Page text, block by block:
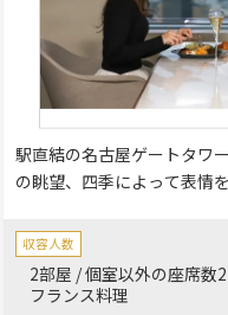
駅直結の名古屋ゲートタワ
の眺望、四季によって表情
たメニューを存分にお楽しみ
収容人数
2部屋 / 個室以外の座席数
フランス料理